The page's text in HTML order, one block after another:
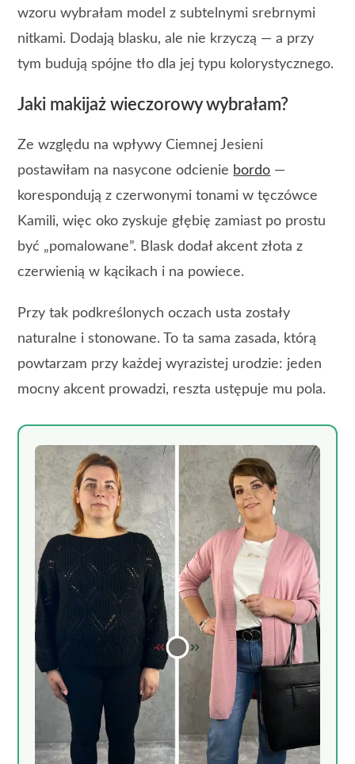
wzoru wybrałam model z subtelnymi srebrnymi
nitkami. Dodają blasku, ale nie krzyczą — a przy
tym budują spójne tło dla jej typu kolorystycznego.
Jaki makijaż wieczorowy wybrałam?
Ze względu na wpływy Ciemnej Jesieni
postawiłam na nasycone odcienie bordo —
korespondują z czerwonymi tonami w tęczówce
Kamili, więc oko zyskuje głębię zamiast po prostu
być „pomalowane”. Blask dodał akcent złota z
czerwienią w kącikach i na powiece.
Przy tak podkreślonych oczach usta zostały
naturalne i stonowane. To ta sama zasada, którą
powtarzam przy każdej wyrazistej urodzie: jeden
mocny akcent prowadzi, reszta ustępuje mu pola.